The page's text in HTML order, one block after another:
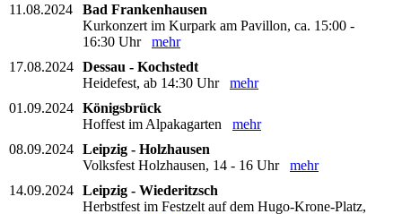
11.08.2024
Bad Frankenhausen
Kurkonzert im Kurpark am Pavillon, ca. 15:00 -
16:30 Uhr mehr
17.08.2024 Dessau - Kochstedt
Heidefest, ab 14:30 Uhr mehr
01.09.2024 Königsbrück
Hoffest im Alpakagarten mehr
08.09.2024 Leipzig - Holzhausen
Volksfest Holzhausen, 14 - 16 Uhr mehr
14.09.2024 Leipzig - Wiederitzsch
Herbstfest im Festzelt auf dem Hugo-Krone-Platz,